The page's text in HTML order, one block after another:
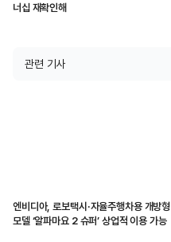
너십 재확인해
관련 기사
엔비디아, 로보택시·자율주행차용 개방형
모델 ‘알파마요 2 슈퍼’ 상업적 이용 가능